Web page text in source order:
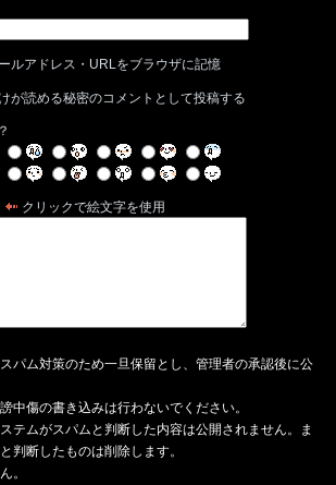
ルアドレス・URLをブラウザに記憶
が読める秘密のコメントとして投稿する
クリックで絵文字を使用
パム対策のため一旦保留とし、管理者の承認後に公
中傷の書き込みは行わないでください。
テムがスパムと判断した内容は公開されません。ま
判断したものは削除します。
。